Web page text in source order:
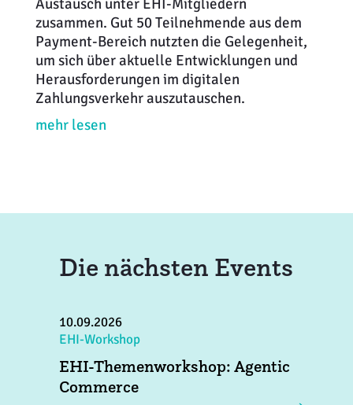
Austausch unter EHI-Mitgliedern
zusammen. Gut 50 Teilnehmende aus dem
Payment-Bereich nutzten die Gelegenheit,
um sich über aktuelle Entwicklungen und
Herausforderungen im digitalen
Zahlungsverkehr auszutauschen.
mehr lesen
Die nächsten Events
10.09.2026
EHI-Workshop
EHI-Themenworkshop: Agentic
Commerce